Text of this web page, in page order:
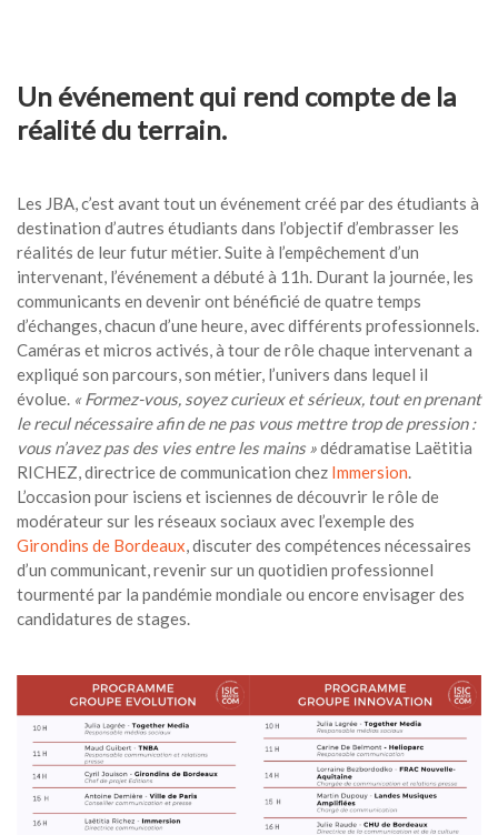
Un événement qui rend compte de la
réalité du terrain.
Les JBA, c’est avant tout un événement créé par des étudiants à
destination d’autres étudiants dans l’objectif d’embrasser les
réalités de leur futur métier. Suite à l’empêchement d’un
intervenant, l’événement a débuté à 11h. Durant la journée, les
communicants en devenir ont bénéficié de quatre temps
d’échanges, chacun d’une heure, avec différents professionnels.
Caméras et micros activés, à tour de rôle chaque intervenant a
expliqué son parcours, son métier, l’univers dans lequel il
évolue. «Formez-vous, soyez curieux et sérieux, tout en prenant
le recul nécessaire afin de ne pas vous mettre trop de pression :
vous n’avez pas des vies entre les mains»dédramatise Laëtitia
RICHEZ, directrice de communication chez Immersion.
L’occasion pour isciens et isciennes de découvrir le rôle de
modérateur sur les réseaux sociaux avec l’exemple des
Girondins de Bordeaux, discuter des compétences nécessaires
d’un communicant, revenir sur un quotidien professionnel
tourmenté par la pandémie mondiale ou encore envisager des
candidatures de stages.